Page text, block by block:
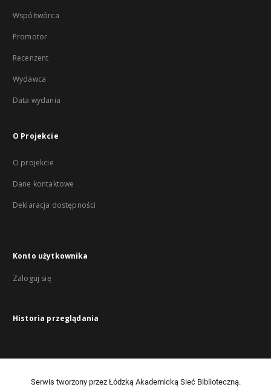
Współtwórca
Promotor
Recenzent
Wydawca
Data wydania
O Projekcie
O projekcie
Dane kontaktowe
Deklaracja dostępności
Konto użytkownika
Zaloguj się
Historia przeglądania
Serwis tworzony przez Łódzką Akademicką Sieć Biblioteczną.